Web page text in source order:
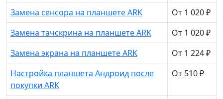
Замена сенсора на планшете ARK
От 1 020 ₽
Замена тачскрина на планшете ARK
От 1 020 ₽
Замена экрана на планшете ARK
От 1 224 ₽
Настройка планшета Андроид после
покупки ARK
От 510 ₽